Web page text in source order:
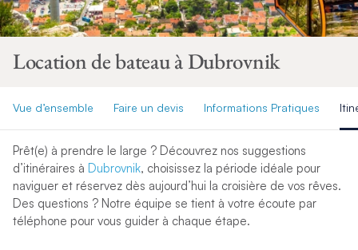
Location de bateau à Dubrovnik
Vue d’ensemble Faire un devis Informations Pratiques
Prêt(e) à prendre le large ? Découvrez nos suggestions
d’itinéraires à Dubrovnik, choisissez la période idéale pour
naviguer et réservez dès aujourd’hui la croisière de vos rêves.
Des questions ? Notre équipe se tient à votre écoute par
téléphone pour vous guider à chaque étape.